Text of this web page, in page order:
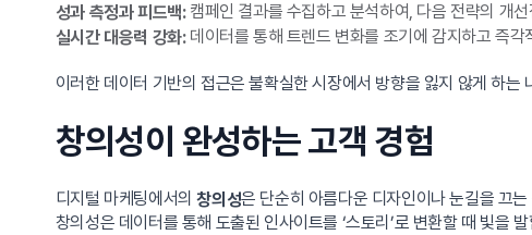
성과 측정과 피드백:캠페인 결과를 수집하고 분석하여, 다음 전략의 개
실시간 대응력 강화:데이터를 통해 트렌드 변화를 조기에 감지하고 즉각
이러한 데이터 기반의 접근은 불확실한 시장에서 방향을 잃지 않게 하
창의성이 완성하는 고객 경험
디지털 마케팅에서의창의성은 단순히 아름다운 디자인이나 눈길을 끄
창의성은 데이터를 통해 도출된 인사이트를 ‘스토리’로 변환할 때 빛을